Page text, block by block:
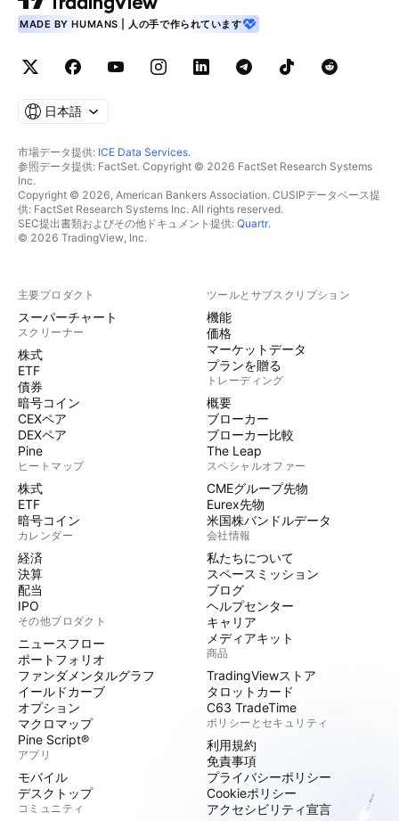
MADE BY HUMANS | 人の手で作られています
日本語
市場データ提供: ICE Data Services.
参照データ提供: FactSet. Copyright © 2026 FactSet Research Systems
Inc.
Copyright © 2026, American Bankers Association. CUSIPデータベース提
供: FactSet Research Systems Inc. All rights reserved.
SEC提出書類およびその他ドキュメント提供: Quartr.
© 2026 TradingView, Inc.
主要プロダクト
スーパーチャート
スクリーナー
株式
ETF
債券
暗号コイン
CEXペア
DEXペア
Pine
ヒートマップ
株式
ETF
暗号コイン
カレンダー
経済
決算
配当
IPO
その他プロダクト
ニュースフロー
ポートフォリオ
ファンダメンタルグラフ
イールドカーブ
オプション
マクロマップ
Pine Script®
アプリ
モバイル
デスクトップ
コミュニティ
ツールとサブスクリプション
機能
価格
マーケットデータ
プランを贈る
トレーディング
概要
ブローカー
ブローカー比較
The Leap
スペシャルオファー
CMEグループ先物
Eurex先物
米国株バンドルデータ
会社情報
私たちについて
スペースミッション
ブログ
ヘルプセンター
キャリア
メディアキット
商品
TradingViewストア
タロットカード
C63 TradeTime
ポリシーとセキュリティ
利用規約
免責事項
プライバシーポリシー
Cookieポリシー
アクセシビリティ宣言